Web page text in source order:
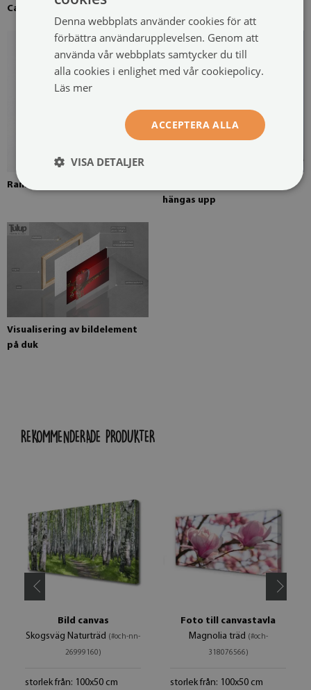
Canvas uppspänd över en ram
Rammonterad fjädring
hängas upp
Visualisering av bildelement
på duk
REKOMMENDERADE PRODUKTER
Bild canvas
Skogsväg Naturträd (#och-nn-
26999160)
storlek från: 100x50 cm
Foto till canvastavla
Magnolia träd (#och-
318076566)
storlek från: 100x50 cm
Denna webbplats använder cookies för att
förbättra användarupplevelsen. Genom att
använda vår webbplats samtycker du till
alla cookies i enlighet med vår cookiepolicy.
Läs mer
ACCEPTERA ALLA
VISA DETALJER